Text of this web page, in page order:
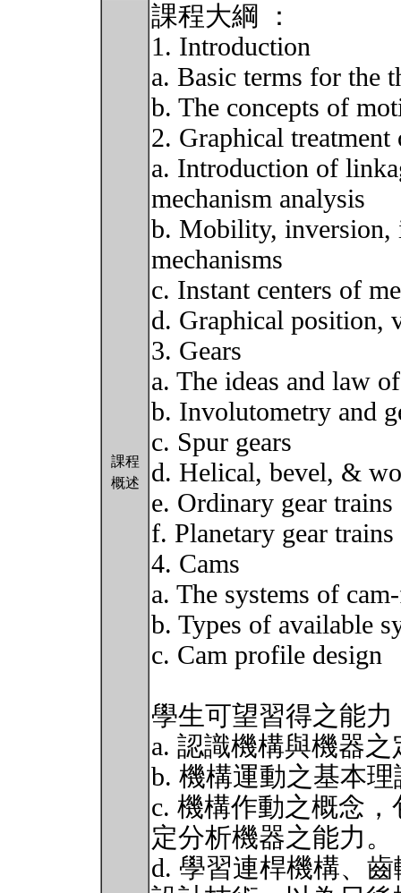
課程
概述
課程大綱 ：
1. Introduction
a. Basic terms for the
b. The concepts of
2. Graphical treatment
a. Introduction of
mechanism analysis
b. Mobility, inversion,
mechanisms
c. Instant centers of
d. Graphical position,
3. Gears
a. The ideas and law
b. Involutometry and
c. Spur gears
d. Helical, bevel, &
e. Ordinary gear trains
f. Planetary gear trains
4. Cams
a. The systems of
b. Types of available
c. Cam profile design
學生可望習得之能力
a. 認識機構與機器
b. 機構運動之基本
c. 機構作動之概念
定分析機器之能力。
d. 學習連桿機構、